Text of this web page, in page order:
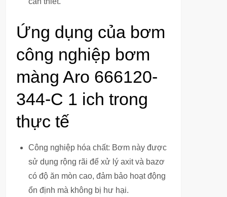
Ứng dụng của bơm
công nghiệp bơm
màng Aro 666120-
344-C 1 ich trong
thực tế
Công nghiệp hóa chất: Bơm này được
sử dụng rộng rãi để xử lý axit và bazơ
có độ ăn mòn cao, đảm bảo hoạt động
ổn định mà không bị hư hại.